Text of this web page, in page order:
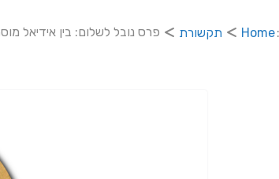
Home תקשורת פרס נובל לשלום: בין אידיאל